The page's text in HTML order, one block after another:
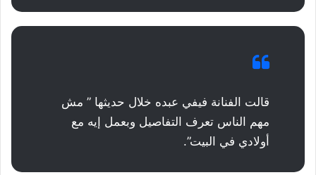
قالت الفنانة فيفي عبده خلال حديثها ” مش
مهم الناس تعرف التفاصيل وبعمل إيه مع
أولادي في البيت”.